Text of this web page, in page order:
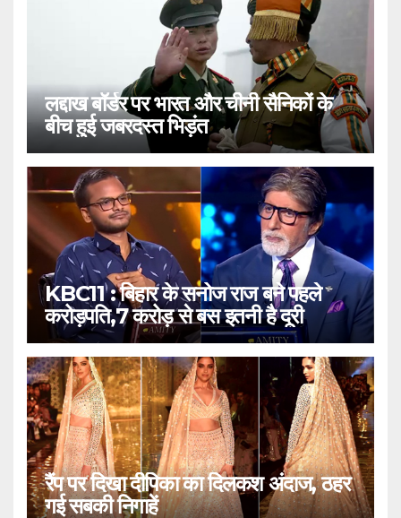
लद्दाख बॉर्डर पर भारत और चीनी सैनिकों के
बीच हुई जबरदस्त भिड़ंत
KBC11 : बिहार के सनोज राज बने पहले
करोड़पति,7 करोड़ से बस इतनी है दूरी
रैंप पर दिखा दीपिका का दिलकश अंदाज, ठहर
गई सबकी निगाहें